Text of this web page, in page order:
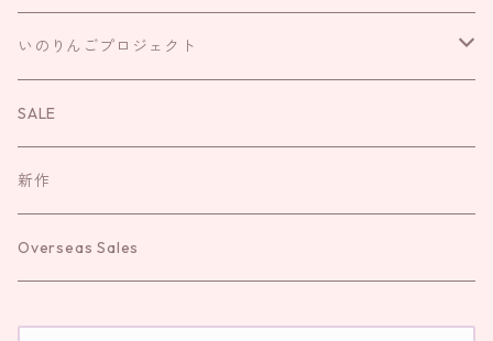
キーリング
袱紗
ブレスレット
いのりんごプロジェクト
お直し
さざれ
お守り
いのりんごプロジェクト
お念珠
SALE
新作
Overseas Sales